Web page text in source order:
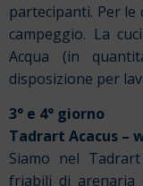
partecipanti. Per le
campeggio. La
Acqua (in
disposizione per
3° e 4° giorno
Tadrart Acacus –
Siamo nel
friabili di arenaria